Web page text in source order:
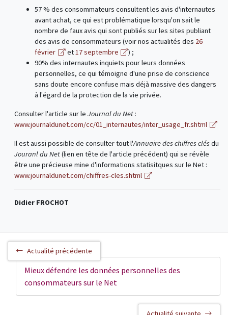
57 % des consommateurs consultent les avis d'internautes
avant achat, ce qui est problématique lorsqu'on sait le
nombre de faux avis qui sont publiés sur les sites publiant
des avis de consommateurs (voir nos actualités des 26
février
et17 septembre
) ;
90% des internautes inquiets pour leurs données
personnelles, ce qui témoigne d'une prise de conscience
sans doute encore confuse mais déjà massive des dangers
à l'égard de la protection de la vie privée.
Consulter l'article sur le Journal du Net:
www.journaldunet.com/cc/01_internautes/inter_usage_fr.shtml
Il est aussi possible de consulter tout l'Annuaire des chiffres clés du
Jouranl du Net(lien en tête de l'article précédent) qui se révèle
être une précieuse mine d'informations statisitques sur le Net :
www.journaldunet.com/chiffres-cles.shtml
Didier FROCHOT
Actualité précédente
Mieux défendre les données personnelles des
consommateurs sur le Net